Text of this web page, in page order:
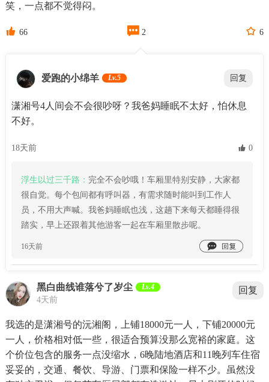
笑，一点都不觉得闷。
 66  2  6
爱跑的小绵羊 Lv.5 回复
潇湘号4人间会不会很吵呀？我爸妈睡眠不太好，怕休息
不好。
18天前  0
浮生以过三千路： 完全不会吵哦！车厢里特别安静，大家都
很自觉。每个包间都有呼叫器，有需求随时能叫到工作人
员，不用大声喊。我爸妈睡眠也浅，这趟下来每天都睡得很
踏实，早上还跟着其他游客一起在车厢里散步呢。
16天前 
黑白曲线谁落兮了岁尘 Lv.4
4天前
回复
我选的是潇湘号的沅湘阁，上铺18000元一人，下铺20000元
一人，价格相对低一些，很适合预算没那么宽裕的家庭。这
个价位包含的服务一点没缩水，6晚陆地酒店和11晚列车住宿
妥妥的，交通、餐饮、导游、门票和保险一样不少。虽然没